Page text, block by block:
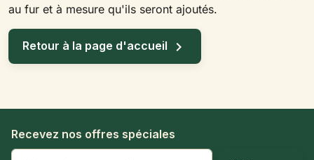
au fur et à mesure qu'ils seront ajoutés.
Retour à la page d'accueil 
Recevez nos offres spéciales